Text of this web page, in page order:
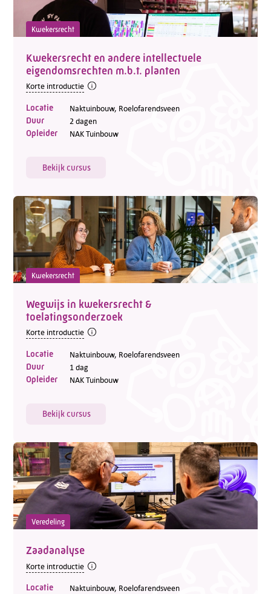
Kwekersrecht
Kwekersrecht en andere intellectuele
eigendomsrechten m.b.t. planten
Korte introductie
Locatie Naktuinbouw, Roelofarendsveen
Duur 2 dagen
Opleider NAK Tuinbouw
Bekijk cursus
Kwekersrecht
Wegwijs in kwekersrecht &
toelatingsonderzoek
Korte introductie
Locatie Naktuinbouw, Roelofarendsveen
Duur 1 dag
Opleider NAK Tuinbouw
Bekijk cursus
Veredeling
Zaadanalyse
Korte introductie
Locatie Naktuinbouw, Roelofarendsveen